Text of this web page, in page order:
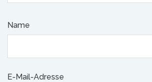
Name
E-Mail-Adresse